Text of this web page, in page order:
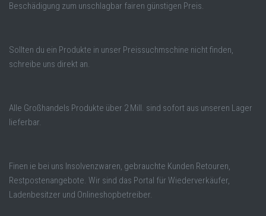
Beschädigung zum unschlagbar fairen günstigen Preis.
Sollten du ein Produkte in unser Preissuchmschine nicht finden,
schreibe uns direkt an.
Alle Großhandels Produkte über 2 Mill. sind sofort aus unseren Lager
lieferbar.
Finen ie bei uns Insolvenzwaren, gebrauchte Kunden Retouren,
Restpostenangebote. Wir sind das Portal für Wiederverkäufer,
Ladenbesitzer und Onlineshopbetreiber.